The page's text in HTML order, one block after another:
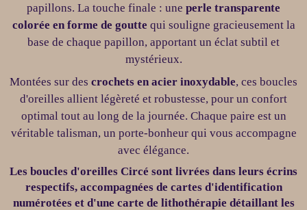
papillons. La touche finale : une perle transparente
colorée en forme de goutte qui souligne gracieusement la
base de chaque papillon, apportant un éclat subtil et
mystérieux.
Montées sur des crochets en acier inoxydable, ces boucles
d'oreilles allient légèreté et robustesse, pour un confort
optimal tout au long de la journée. Chaque paire est un
véritable talisman, un porte-bonheur qui vous accompagne
avec élégance.
Les boucles d'oreilles Circé sont livrées dans leurs écrins
respectifs, accompagnées de cartes d'identification
numérotéeset d'une carte de lithothérapie détaillant les